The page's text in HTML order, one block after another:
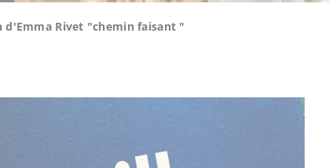
d'Emma Rivet "chemin faisant "